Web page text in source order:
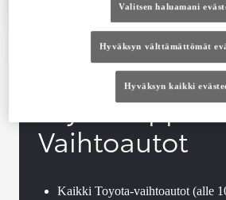
Vertaile
Toyota
Vaihtoautot
Kaikki Toyota-vaihtoautot (alle
Valitsen haluamani
Hyväksyn välttämättömät
Hyväksyn kaikki